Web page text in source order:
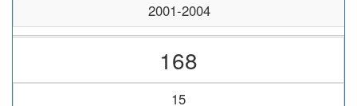
2001-2004
168
15